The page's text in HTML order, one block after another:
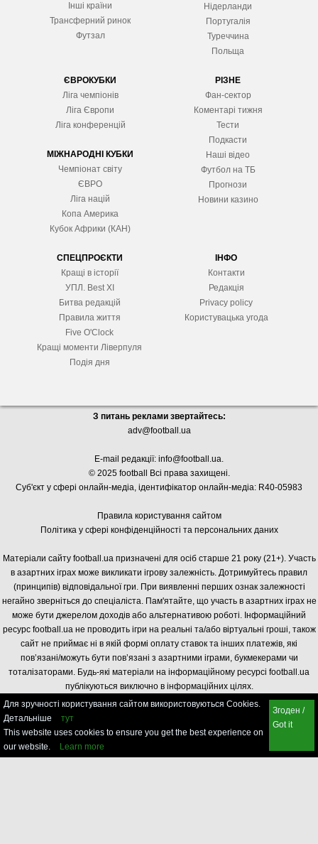
Інші країни
Трансферний ринок
Футзал
Нідерланди
Португалія
Туреччина
Польща
ЄВРОКУБКИ
Ліга чемпіонів
Ліга Європи
Ліга конференцій
МІЖНАРОДНІ КУБКИ
Чемпіонат світу
ЄВРО
Ліга націй
Копа Америка
Кубок Африки (КАН)
РІЗНЕ
Фан-сектор
Коментарі тижня
Тести
Подкасти
Наші відео
Футбол на ТБ
Прогнози
Новини казино
СПЕЦПРОЄКТИ
Кращі в історії
УПЛ. Best XІ
Битва редакцій
Правила життя
Five O'Clock
Кращі моменти Ліверпуля
Подія дня
ІНФО
Контакти
Редакція
Privacy policy
Користувацька угода
З питань реклами звертайтесь:
adv@football.ua
E-mail редакції: info@football.ua.
© 2025 football Всі права захищені.
Суб'єкт у сфері онлайн-медіа, ідентифікатор онлайн-медіа: R40-05983
Правила користування сайтом
Політика у сфері конфіденційності та персональних даних
Матеріали сайту football.ua призначені для осіб старше 21 року (21+). Участь
в азартних іграх може викликати ігрову залежність. Дотримуйтесь правил
(принципів) відповідальної гри. При виявленні перших ознак залежності
негайно зверніться до спеціаліста. Пам'ятайте, що участь в азартних іграх не
може бути джерелом доходів або альтернативою роботі. Інформаційний
ресурс football.ua не проводить ігри на реальні та/або віртуальні гроші, також
сайт не приймає ні в якій формі оплату ставок та інших платежів, які
пов’язані/можуть бути пов’язані з азартними іграми, букмекерами чи
тоталізаторами. Будь-які матеріали на інформаційному ресурсі football.ua
публікуються виключно в інформаційних цілях.
Для зручності користування сайтом використовуються Cookies.
Детальніше
тут
This website uses cookies to ensure you get the best experience on
our website.
Learn more
Згоден /
Got it